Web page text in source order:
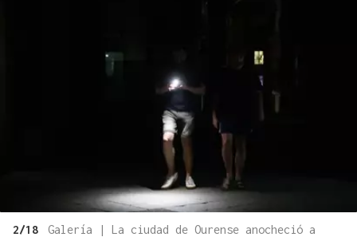
2/18
Galería | La ciudad de Ourense anocheció a